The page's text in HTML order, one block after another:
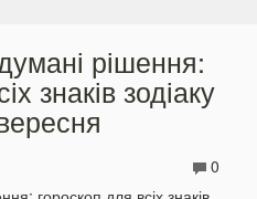
рішення:
знаків зодіаку
0